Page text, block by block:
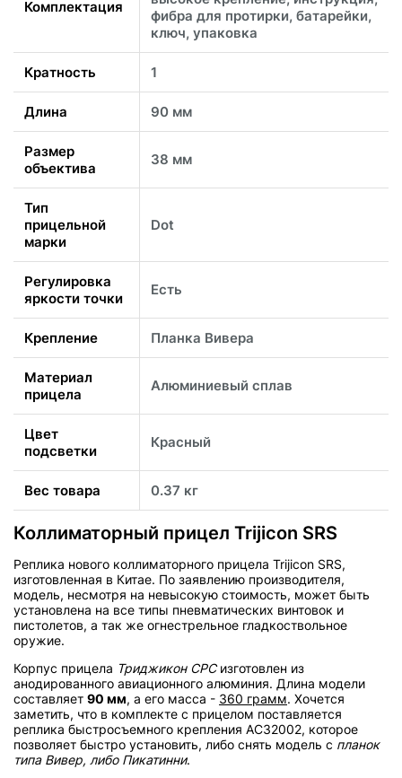
Комплектация
фибра для протирки, батарейки,
ключ, упаковка
Кратность 1
Длина 90 мм
Размер
объектива
38 мм
Тип
прицельной
марки
Dot
Регулировка
яркости точки
Есть
Крепление Планка Вивера
Материал
прицела
Алюминиевый сплав
Цвет
подсветки
Красный
Вес товара 0.37 кг
Коллиматорный прицел Trijicon SRS
Реплика нового коллиматорного прицела Trijicon SRS,
изготовленная в Китае. По заявлению производителя,
модель, несмотря на невысокую стоимость, может быть
установлена на все типы пневматических винтовок и
пистолетов, а так же огнестрельное гладкоствольное
оружие.
Корпус прицела Триджикон СРСизготовлен из
анодированного авиационного алюминия. Длина модели
составляет 90 мм, а его масса - 360 грамм. Хочется
заметить, что в комплекте с прицелом поставляется
реплика быстросъемного крепления AC32002, которое
позволяет быстро установить, либо снять модель с планок
типа Вивер, либо Пикатинни.